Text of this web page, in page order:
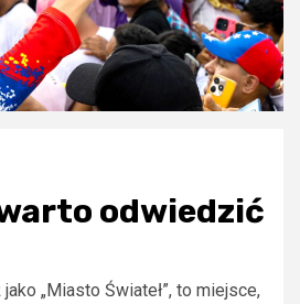
odwiedzić
„Miasto Świateł”, to miejsce,